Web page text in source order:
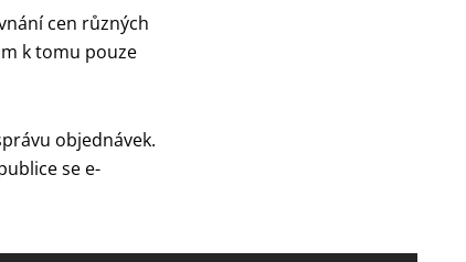
cen různých
k tomu pouze
objednávek.
se e-